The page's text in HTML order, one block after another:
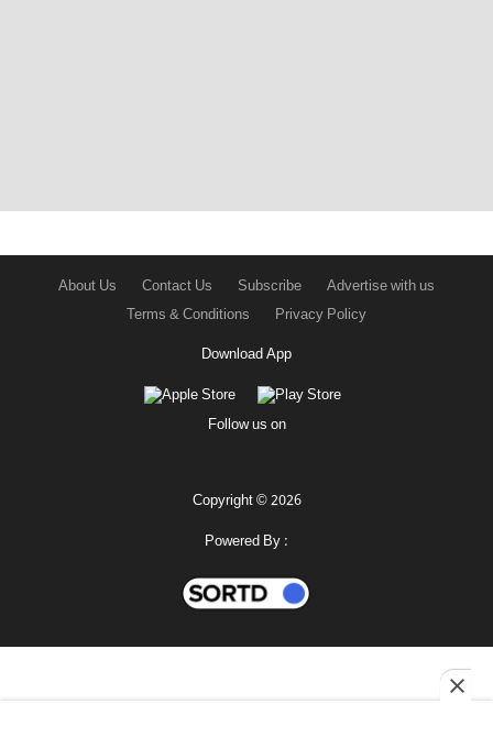
About Us Contact Us Subscribe
Advertise with us
Terms & Conditions
Privacy Policy
Download App
Follow us on
Copyright © 2026
Powered By :